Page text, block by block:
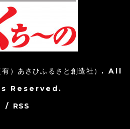
）あさひふるさと創造社） . All
Reserved.
/ RSS